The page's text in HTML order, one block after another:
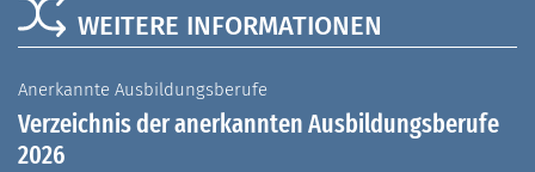
WEITERE INFORMATIONEN
Anerkannte Ausbildungsberufe
Verzeichnis der anerkannten Ausbildungsberufe
2026